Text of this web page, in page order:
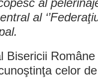
al
al
Bisericii
celor